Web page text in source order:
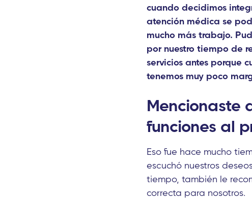
cuando decidimos
atención médica se
mucho más trabajo.
por nuestro tiempo de
servicios antes porque
tenemos muy poco
Mencionaste
funciones al
Eso fue hace mucho
escuchó nuestros
tiempo, también le
correcta para nosotros.